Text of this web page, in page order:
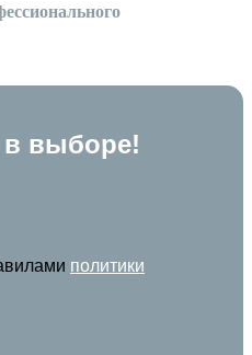
выборе!
политики